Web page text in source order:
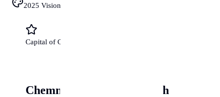
2025 Vision
Capital of Culture
Chemnitz freut sich auf dich